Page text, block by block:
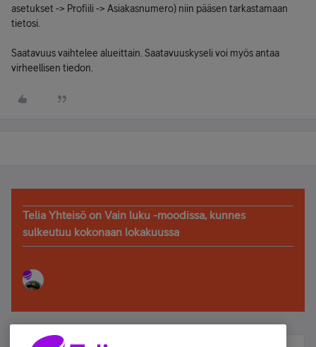
asetukset -> Profiili -> Asiakasnumero) niin pääsen tarkastamaan
tietosi.
Saatavuus vaihtelee alueittain. Saatavuuskyseli voi myös antaa
virheellisen tiedon.
Telia Yhteisö on Vain luku -moodissa, kunnes
sulkeutuu kokonaan lokakuussa